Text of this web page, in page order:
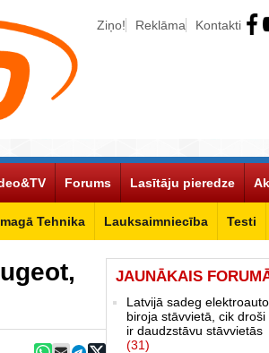
Ziņo! Reklāma Kontakti
Tehnika Lauksaimniecība Testi
Forums Lasītāju pieredze
JAUNĀKAIS
Latvijā sadeg elektroauto
biroja stāvvietā, cik droši
ir daudzstāvu stāvvietās
(31)